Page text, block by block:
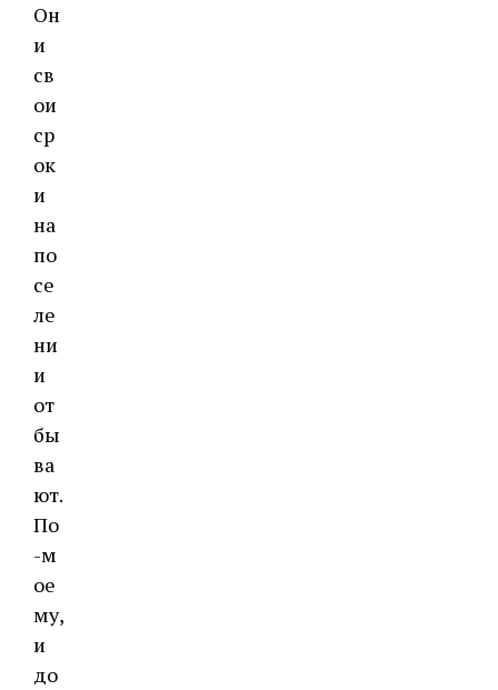
Он
и
св
ои
ср
ок
и
на
по
се
ле
ни
и
от
бы
ва
ют.
По
-м
ое
му,
и
до